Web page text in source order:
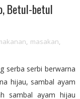
Betul-betul
, masakan,
serba serbi berwarna
hijau, sambal ayam
sambal ayam hijau